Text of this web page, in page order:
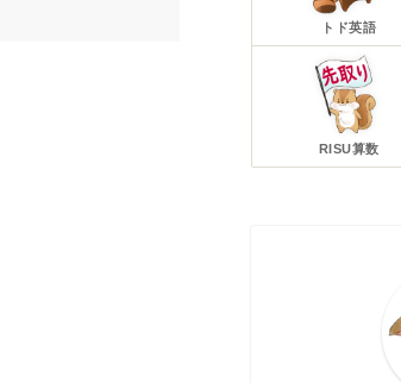
トド英語
RISU算数